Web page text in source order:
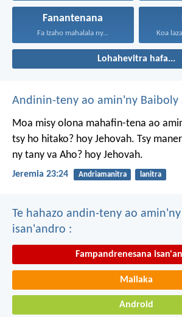
Fanantenana
Fa Izaho mahalala ny... Koa
Lohahevitra hafa...
Andinin-teny ao amin'ny Baiboly
Moa misy olona mahafin-tena ao
tsy ho hitako? hoy Jehovah. Tsy
ny tany va Aho? hoy Jehovah.
Jeremia 23:24 Andriamanitra lanitra
Te hahazo andin-teny ao
isan'andro :
Fampandrenesana
Mailaka
Android